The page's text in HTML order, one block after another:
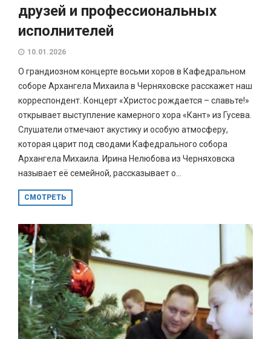
друзей и профессиональных
исполнителей
10.01.2026
О грандиозном концерте восьми хоров в Кафедральном
соборе Архангела Михаила в Черняховске расскажет наш
корреспондент. Концерт «Христос рождается – славьте!»
открывает выступление камерного хора «Кант» из Гусева.
Слушатели отмечают акустику и особую атмосферу,
которая царит под сводами Кафедрального собора
Архангела Михаила. Ирина Нелюбова из Черняховска
называет её семейной, рассказывает о...
СМОТРЕТЬ